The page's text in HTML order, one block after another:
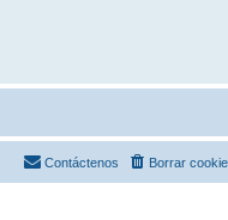
Borrar
Contáctenos